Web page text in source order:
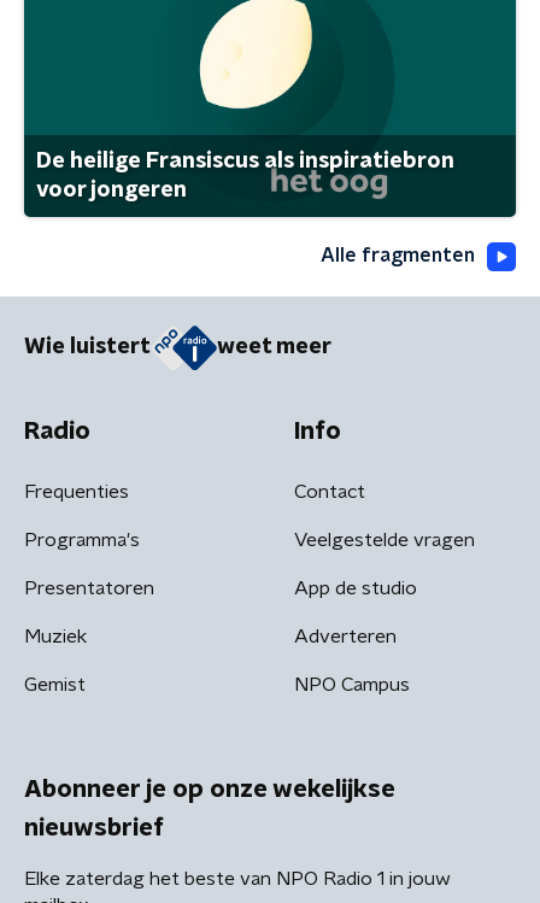
De heilige Fransiscus als inspiratiebron
voor jongeren
Alle fragmenten
Wie luistert weet meer
Radio
Frequenties
Programma's
Presentatoren
Muziek
Gemist
Info
Contact
Veelgestelde vragen
App de studio
Adverteren
NPO Campus
Abonneer je op onze wekelijkse
nieuwsbrief
Elke zaterdag het beste van NPO Radio 1 in jouw